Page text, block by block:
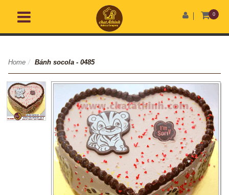
0
Home / Bánh socola - 0485